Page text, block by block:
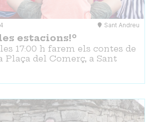
Sant Andreu
estacions!º
17:00 h farem els contes de
Plaça del Comerç, a Sant